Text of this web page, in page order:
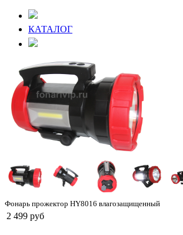
КАТАЛОГ
Фонарь прожектор HY8016 влагозащищенный
2 499 руб